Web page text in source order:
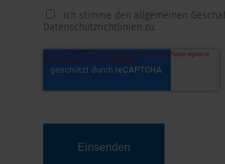
Ich stimme den allgemeinen
Datenschutzrichtlinien zu.